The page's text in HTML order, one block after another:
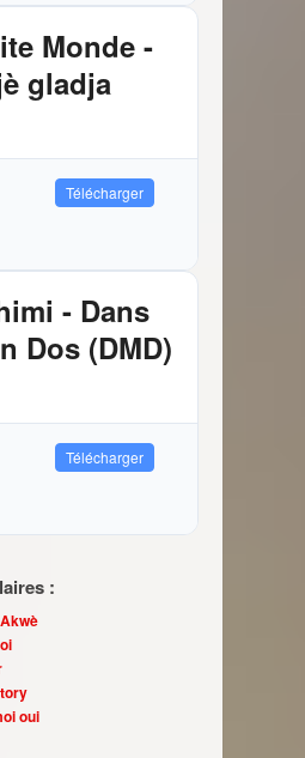
Monde -
gladja
Télécharger
- Dans
Dos (DMD)
Télécharger
:
oui